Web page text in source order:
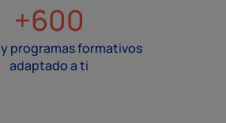
+600
programas formativos
adaptado a ti